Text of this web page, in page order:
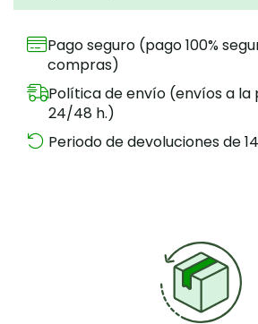
Pago seguro (pago 100%
compras)
Política de envío (envíos a la
24/48 h.)
Periodo de devoluciones de